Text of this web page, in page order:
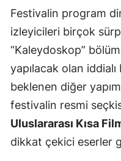
Festivalin program
izleyicileri birçok
“Kaleydoskop”
yapılacak olan
beklenen diğer
festivalin resmi
Uluslararası Kısa
dikkat çekici eserler